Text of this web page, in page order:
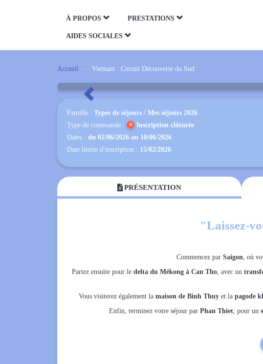
À PROPOS PRESTATIONS
AIDES SOCIALES
Accueil Vietnam : Circuit Découverte du Sud
Vietnam : Circuit
Précédent
Famille : Types de séjours / Mes séjours 2026
Type de commande :
Inscription clôturée
Dates : du 02/06/2026 au 10/06/2026
Date limite d'inscription : 15/02/2026
 PRÉSENTATION
"Laissez-
Commencez par Saigon, où
Partez ensuite pour le delta du Mékong à Can Tho, avec un
Vous visiterez également la maison de Binh Thuyet la pagode
Enfin, terminez votre séjour par Phan Thiet, pour un